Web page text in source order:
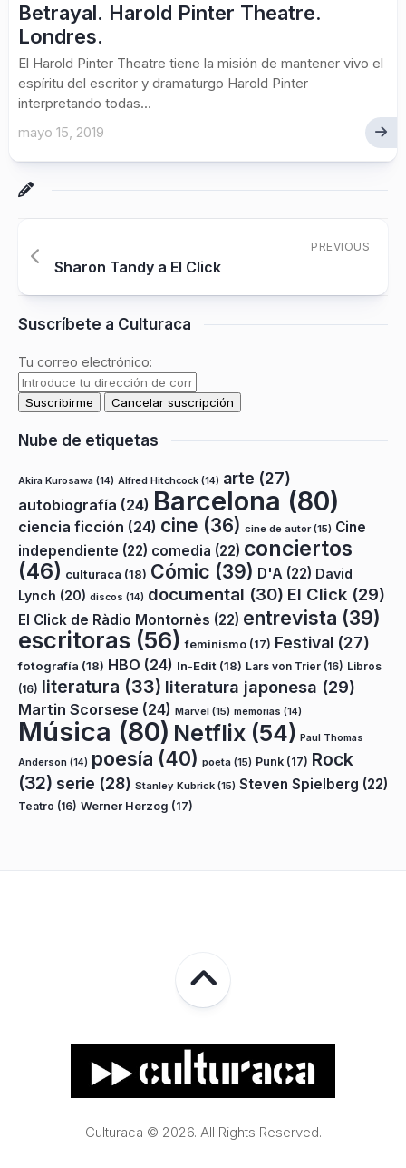
Betrayal. Harold Pinter Theatre.
Londres.
El Harold Pinter Theatre tiene la misión de mantener vivo el
espíritu del escritor y dramaturgo Harold Pinter
interpretando todas...
mayo 15, 2019
PREVIOUS
Sharon Tandy a El Click
Suscríbete a Culturaca
Tu correo electrónico:
Nube de etiquetas
Akira Kurosawa (14) Alfred Hitchcock (14) arte (27)
autobiografía (24) Barcelona (80)
ciencia ficción (24) cine (36) cine de autor(15) Cine
independiente (22) comedia (22) conciertos
(46) culturaca (18) Cómic (39) D'A (22) David
Lynch (20) discos (14) documental (30) El Click (29)
El Click de Ràdio Montornès (22) entrevista (39)
escritoras (56) feminismo (17) Festival (27)
fotografía (18) HBO (24) In-Edit (18) Lars von Trier (16) Libros
(16) literatura (33) literatura japonesa (29)
Martin Scorsese (24) Marvel (15) memorias (14)
Música (80) Netflix (54) Paul Thomas
Anderson (14) poesía (40) poeta (15) Punk (17) Rock
(32) serie (28) Stanley Kubrick (15) Steven Spielberg (22)
Teatro (16) Werner Herzog (17)
Culturaca © 2026. All Rights Reserved.